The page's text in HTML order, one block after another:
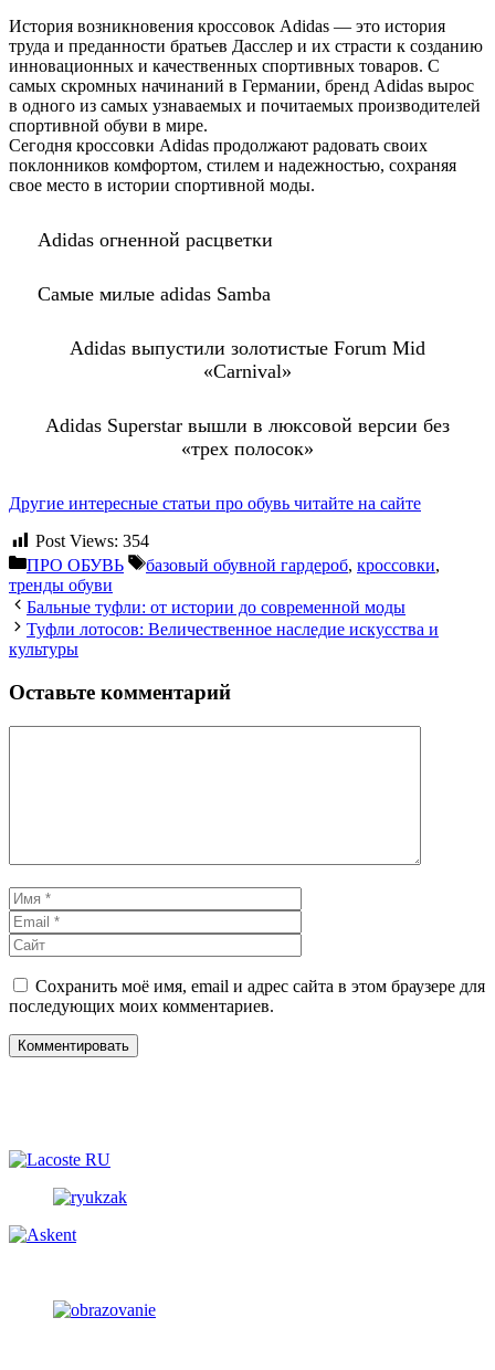
История возникновения кроссовок Adidas — это история
труда и преданности братьев Дасслер и их страсти к созданию
инновационных и качественных спортивных товаров. С
самых скромных начинаний в Германии, бренд Adidas вырос
в одного из самых узнаваемых и почитаемых производителей
спортивной обуви в мире.
Сегодня кроссовки Adidas продолжают радовать своих
поклонников комфортом, стилем и надежностью, сохраняя
свое место в истории спортивной моды.
Adidas огненной расцветки
Самые милые adidas Samba
Adidas выпустили золотистые Forum Mid
«Carnival»
Аdidas Superstar вышли в люксовой версии без
«трех полосок»
Другие интересные статьи про обувь читайте на сайте
Post Views: 354
Рубрики
ПРО ОБУВЬ Метки
базовый обувной гардероб, кроссовки,
тренды обуви
Бальные туфли: от истории до современной моды
Туфли лотосов: Величественное наследие искусства и
культуры
Оставьте комментарий
Имя
Сохранить моё имя, email и адрес сайта в этом браузере для
последующих моих комментариев.